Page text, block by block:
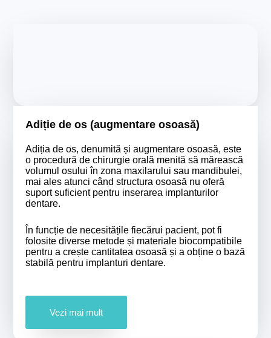
Adiție de os (augmentare osoasă)
Adiția de os, denumită și augmentare osoasă, este
o procedură de chirurgie orală menită să mărească
volumul osului în zona maxilarului sau mandibulei,
mai ales atunci când structura osoasă nu oferă
suport suficient pentru inserarea implanturilor
dentare.
În funcție de necesitățile fiecărui pacient, pot fi
folosite diverse metode și materiale biocompatibile
pentru a crește cantitatea osoasă și a obține o bază
stabilă pentru implanturi dentare.
Vezi mai mult